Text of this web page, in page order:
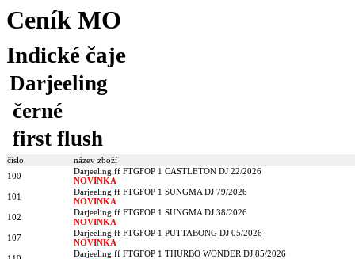
Ceník MO
Indické čaje
Darjeeling
černé
first flush
číslo
název zboží
100
Darjeeling ff FTGFOP 1 CASTLETON DJ 22/2026
NOVINKA
101
Darjeeling ff FTGFOP 1 SUNGMA DJ 79/2026
NOVINKA
102
Darjeeling ff FTGFOP 1 SUNGMA DJ 38/2026
NOVINKA
107
Darjeeling ff FTGFOP 1 PUTTABONG DJ 05/2026
NOVINKA
Darjeeling ff FTGFOP 1 THURBO WONDER DJ 85/2026